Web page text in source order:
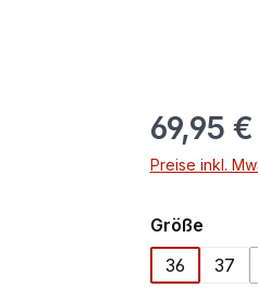
69,95 €
Preise inkl.
Größe
36
37